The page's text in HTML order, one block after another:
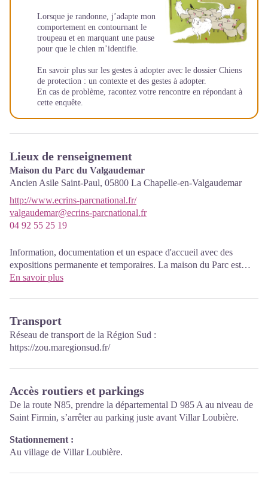
Lorsque je randonne, j’adapte mon
comportement en contournant le
troupeau et en marquant une pause
pour que le chien m’identifie.
En savoir plus sur les gestes à adopter avec le dossier Chiens
de protection : un contexte et des gestes à adopter.
En cas de problème, racontez votre rencontre en répondant à
cette enquête.
Lieux de renseignement
Maison du Parc du Valgaudemar
Ancien Asile Saint-Paul, 05800 La Chapelle-en-Valgaudemar
http://www.ecrins-parcnational.fr/
valgaudemar@ecrins-parcnational.fr
04 92 55 25 19
Information, documentation et un espace d'accueil avec des
expositions permanente et temporaires. La maison du Parc est
labellisée «Tourisme et handicap». Entrée libre. Toutes les
En savoir plus
Transport
Réseau de transport de la Région Sud :
https://zou.maregionsud.fr/
Accès routiers et parkings
De la route N85, prendre la départemental D 985 A au niveau de
Saint Firmin, s’arrêter au parking juste avant Villar Loubière.
Stationnement :
Au village de Villar Loubière.